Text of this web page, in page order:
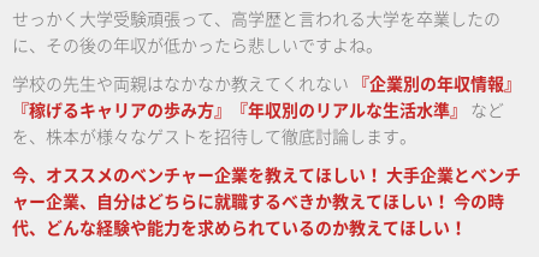
せっかく大学受験頑張って、高学歴と言われる大学を卒業したの
に、その後の年収が低かったら悲しいですよね。
学校の先生や両親はなかなか教えてくれない
『企業別の年収情報』
『稼げるキャリアの歩み方』『年収別のリアルな生活水準』
など
を、株本が様々なゲストを招待して徹底討論します。
今、オススメのベンチャー企業を教えてほしい！ 大手企業とベンチ
ャー企業、自分はどちらに就職するべきか教えてほしい！ 今の時
代、どんな経験や能力を求められているのか教えてほしい！